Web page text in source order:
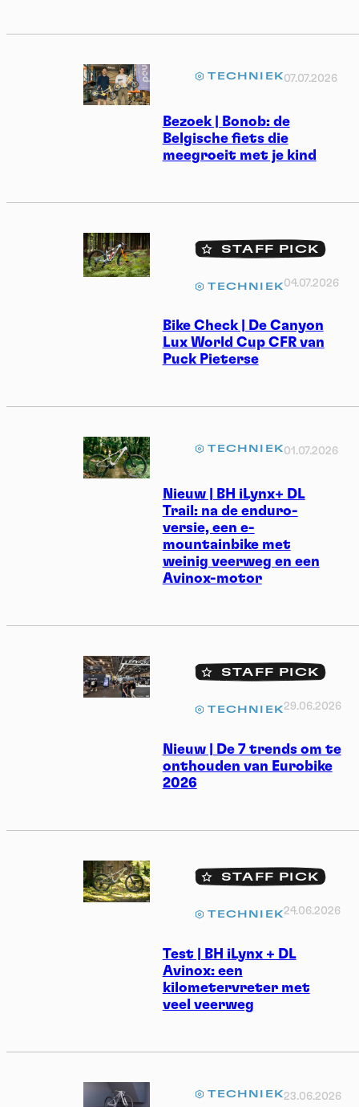
Bezoek | Bonob: de
Belgische fiets die
meegroeit met je kind
TECHNIEK07.07.2026
Bike Check | De Canyon
Lux World Cup CFR van
Puck Pieterse
STAFF PICK
TECHNIEK04.07.2026
Nieuw | BH iLynx+ DL
Trail: na de enduro-
versie, een e-
mountainbike met
weinig veerweg en een
Avinox-motor
TECHNIEK01.07.2026
Nieuw | De 7 trends om te
onthouden van Eurobike
2026
STAFF PICK
TECHNIEK 29.06.2026
Test | BH iLynx + DL
Avinox: een
kilometervreter met
veel veerweg
STAFF PICK
TECHNIEK24.06.2026
TECHNIEK23.06.2026